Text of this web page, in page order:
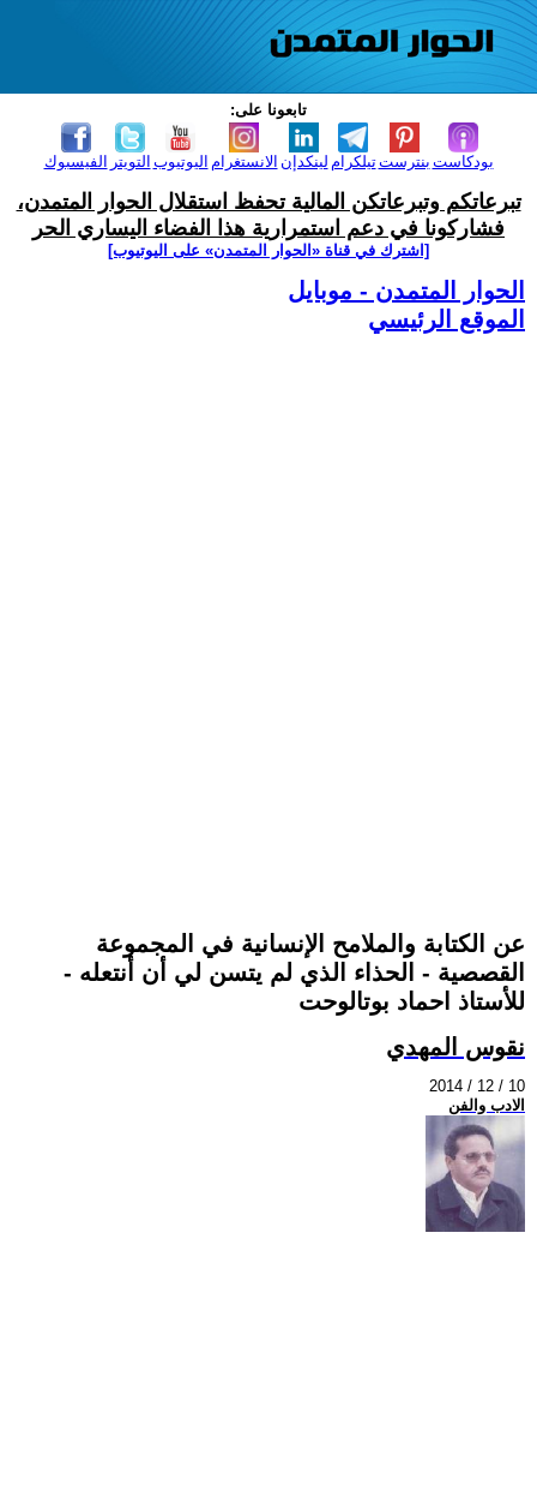
تابعونا على:
الفيسبوك التويتر اليوتيوب الانستغرام لينكدإن تيلكرامبنترست بودكاست
تبرعاتكم وتبرعاتكن المالية تحفظ استقلال الحوار المتمدن،
فشاركونا في دعم استمرارية هذا الفضاء اليساري الحر
[اشترك في قناة ‫«الحوار المتمدن» على اليوتيوب]
الحوار المتمدن - موبايل
الموقع الرئيسي
عن الكتابة والملامح الإنسانية في المجموعة
القصصية - الحذاء الذي لم يتسن لي أن أنتعله -
للأستاذ احماد بوتالوحت
نقوس المهدي
2014 / 12 / 10
الادب والفن